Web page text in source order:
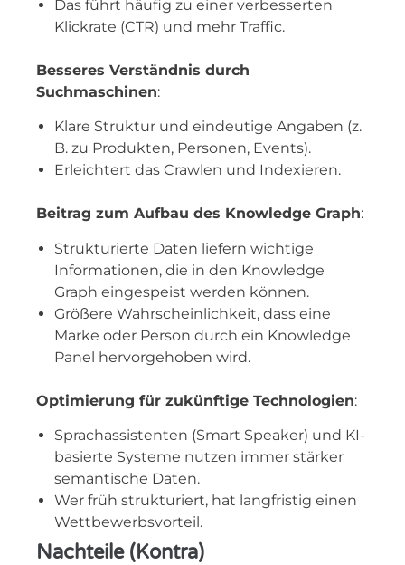
Das führt häufig zu einer verbesserten
Klickrate (CTR) und mehr Traffic.
Besseres Verständnis durch
Suchmaschinen:
Klare Struktur und eindeutige Angaben (z.
B. zu Produkten, Personen, Events).
Erleichtert das Crawlen und Indexieren.
Beitrag zum Aufbau des Knowledge Graph:
Strukturierte Daten liefern wichtige
Informationen, die in den Knowledge
Graph eingespeist werden können.
Größere Wahrscheinlichkeit, dass eine
Marke oder Person durch ein Knowledge
Panel hervorgehoben wird.
Optimierung für zukünftige Technologien:
Sprachassistenten (Smart Speaker) und KI-
basierte Systeme nutzen immer stärker
semantische Daten.
Wer früh strukturiert, hat langfristig einen
Wettbewerbsvorteil.
Nachteile (Kontra)